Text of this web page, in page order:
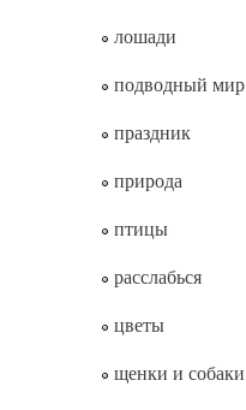
лошади
подводный мир
праздник
природа
птицы
расслабься
цветы
щенки и собаки